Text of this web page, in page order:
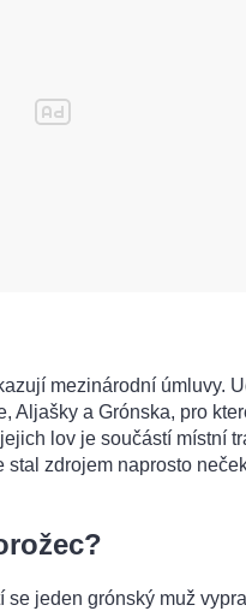
mezinárodní úmluvy.
Aljašky a Grónska, pro
lov je součástí místní
stal zdrojem naprosto
jeden grónský muž